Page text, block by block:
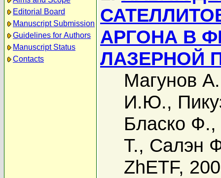
Editorial Board
Manuscript Submission
Guidelines for Authors
Manuscript Status
Contacts
АРГОНА В
ЛАЗЕРНОЙ
Магунов
И.Ю.,
Бласко Ф.,
Т., Салэн
ZhETF,